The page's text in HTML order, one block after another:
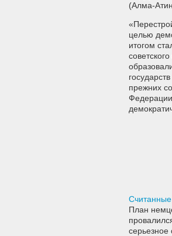
(Алма-
целью
итогом
прежних
План
серьезное